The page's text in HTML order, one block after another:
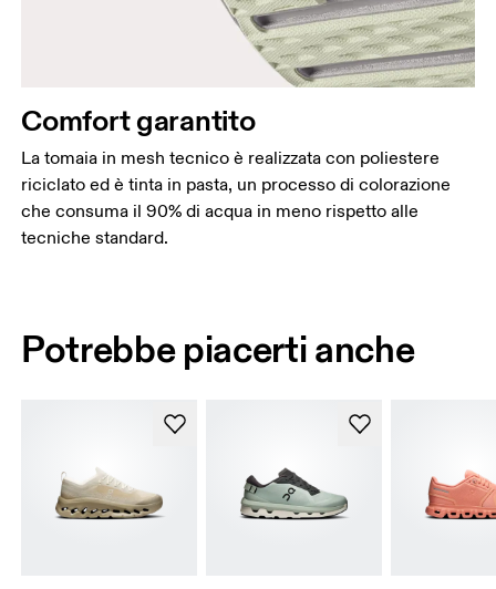
Comfort garantito
La tomaia in mesh tecnico è realizzata con poliestere
riciclato ed è tinta in pasta, un processo di colorazione
che consuma il 90% di acqua in meno rispetto alle
tecniche standard.
Potrebbe piacerti anche